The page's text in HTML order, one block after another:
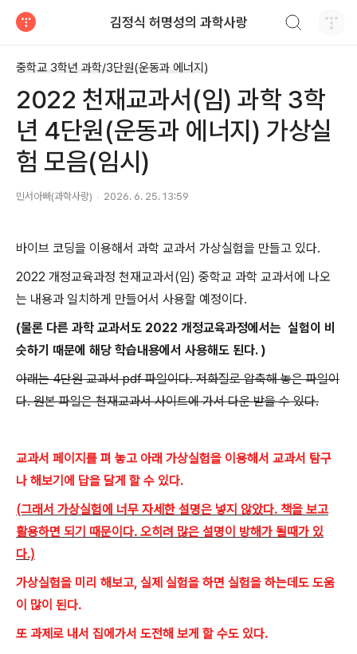
김정식 허명성의 과학사랑
중학교 3학년 과학/3단원(운동과 에너지)
2022 천재교과서(임) 과학 3학
년 4단원(운동과 에너지) 가상실
험 모음(임시)
민서아빠(과학사랑) 2026. 6. 25. 13:59
바이브 코딩을 이용해서 과학 교과서 가상실험을 만들고 있다.
2022 개정교육과정 천재교과서(임) 중학교 과학 교과서에 나오
는 내용과 일치하게 만들어서 사용할 예정이다.
(물론 다른 과학 교과서도 2022 개정교육과정에서는 실험이 비
슷하기 때문에 해당 학습내용에서 사용해도 된다. )
아래는 4단원 교과서 pdf 파일이다. 저화질로 압축해 놓은 파일이
다. 원본 파일은 천재교과서 사이트에 가서 다운 받을 수 있다.
교과서 페이지를 펴 놓고 아래 가상실험을 이용해서 교과서 탐구
나 해보기에 답을 달게 할 수 있다.
(그래서 가상실험에 너무 자세한 설명은 넣지 않았다. 책을 보고
활용하면 되기 때문이다. 오히려 많은 설명이 방해가 될때가 있
다.)
가상실험을 미리 해보고, 실제 실험을 하면 실험을 하는데도 도움
이 많이 된다.
또 과제로 내서 집에가서 도전해 보게 할 수도 있다.